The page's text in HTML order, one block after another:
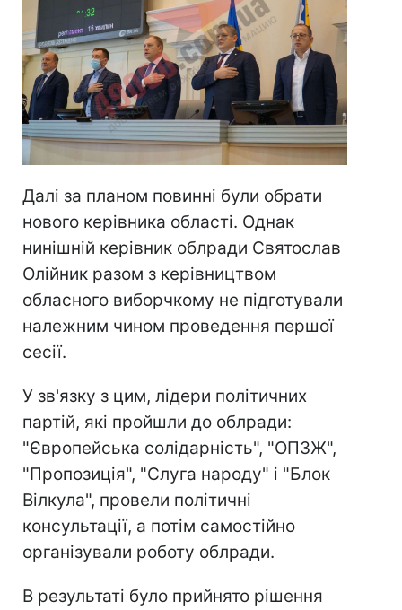
Далі за планом повинні були обрати
нового керівника області. Однак
нинішній керівник облради Святослав
Олійник разом з керівництвом
обласного виборчкому не підготували
належним чином проведення першої
сесії.
У зв'язку з цим, лідери політичних
партій, які пройшли до облради:
"Європейська солідарність", "ОПЗЖ",
"Пропозиція", "Слуга народу" і "Блок
Вілкула", провели політичні
консультації, а потім самостійно
організували роботу облради.
В результаті було прийнято рішення